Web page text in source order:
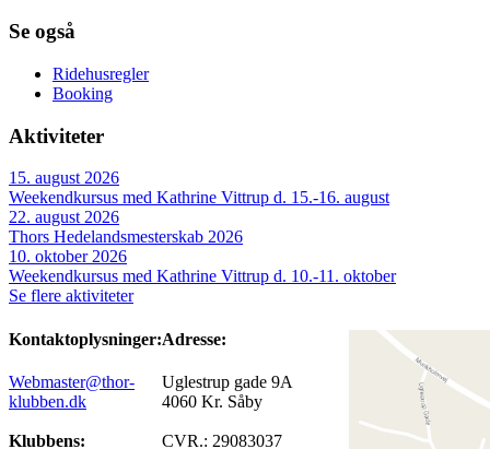
Se også
Ridehusregler
Booking
Aktiviteter
15. august 2026
Weekendkursus med Kathrine Vittrup d. 15.-16. august
22. august 2026
Thors Hedelandsmesterskab 2026
10. oktober 2026
Weekendkursus med Kathrine Vittrup d. 10.-11. oktober
Se flere aktiviteter
Kontaktoplysninger:
Webmaster@thor-
klubben.dk
Klubbens:
Adresse:
Uglestrup gade 9A
4060 Kr. Såby
CVR.: 29083037